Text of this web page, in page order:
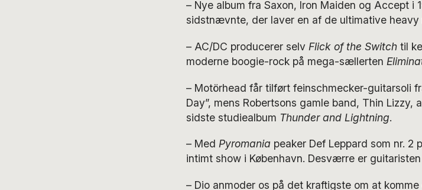
– Nye album fra Saxon, Iron Maiden og Accept i
sidstnævnte, der laver en af de ultimative heavy
– AC/DC producerer selv Flick of the Switchtil
moderne boogie-rock på mega-sællerten
– Motörhead får tilført feinschmecker-guitarsoli
Day”, mens Robertsons gamle band, Thin
sidste studiealbum Thunder and Lightning.
– Med Pyromania peaker Def Leppard som nr. 2
intimt show i København. Desværre er
– Dio anmoder os på det kraftigste om at